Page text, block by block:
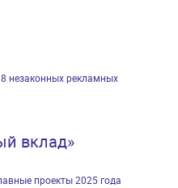
незаконных рекламных
вклад»
проекты 2025 года